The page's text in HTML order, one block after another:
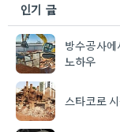
인기 글
방수공사
노하우
스타코로